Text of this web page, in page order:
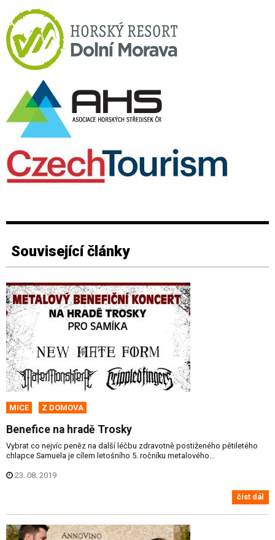
Související články
MICE Z DOMOVA
Benefice na hradě Trosky
Vybrat co nejvíc peněz na další léčbu zdravotně postiženého pětiletého
chlapce Samuela je cílem letošního 5. ročníku metalového...
23. 08. 2019
číst dál